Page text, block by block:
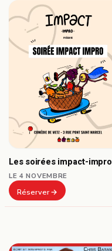
Les soirées impact-impro
LE 4 NOVEMBRE
Réserver